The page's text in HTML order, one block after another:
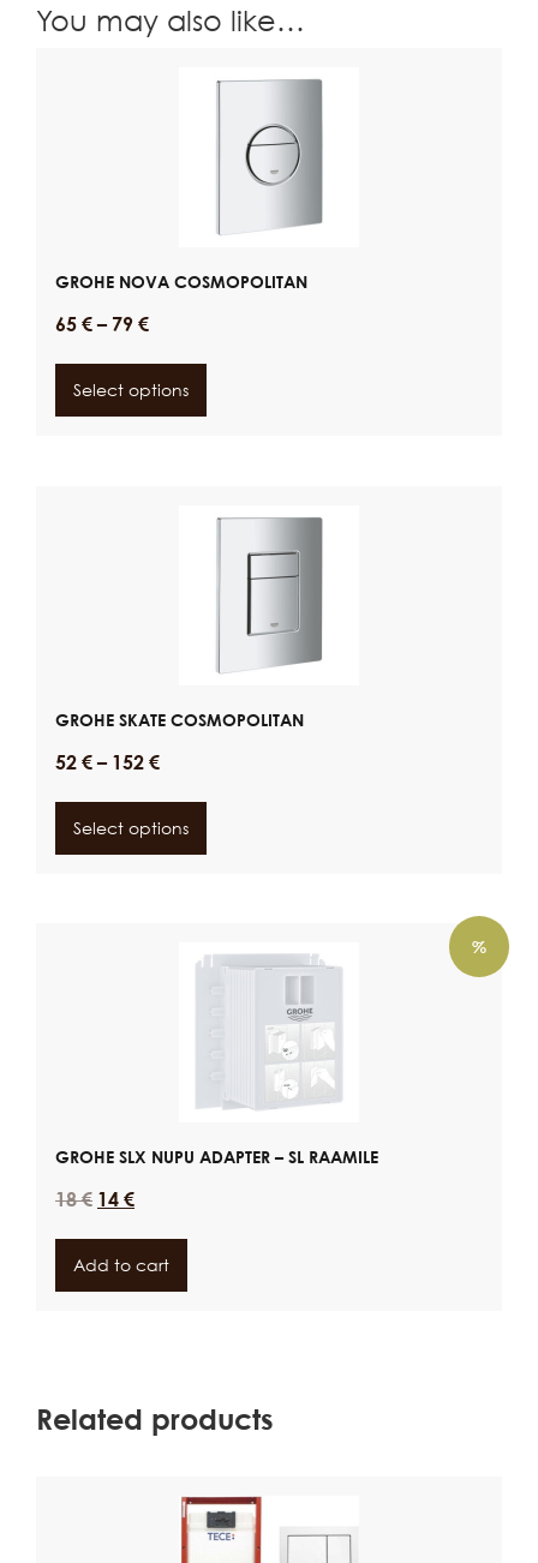
You may also like…
GROHE NOVA COSMOPOLITAN
65 € – 79 €
Select options
GROHE SKATE COSMOPOLITAN
52 € – 152 €
Select options
%
GROHE SLX NUPU ADAPTER – SL RAAMILE
18€ 14 €
Add to cart
Related products